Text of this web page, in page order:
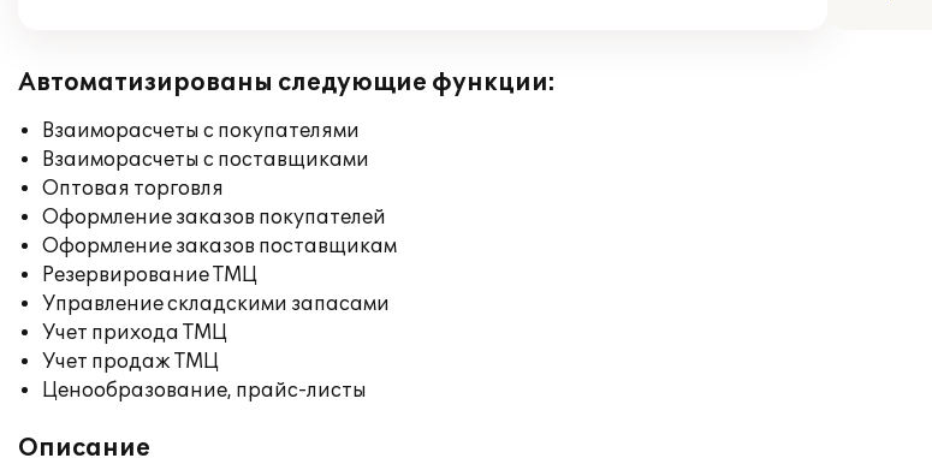
Автоматизированы следующие функции:
Взаиморасчеты с покупателями
Взаиморасчеты с поставщиками
Оптовая торговля
Оформление заказов покупателей
Оформление заказов поставщикам
Резервирование ТМЦ
Управление складскими запасами
Учет прихода ТМЦ
Учет продаж ТМЦ
Ценообразование, прайс-листы
Описание